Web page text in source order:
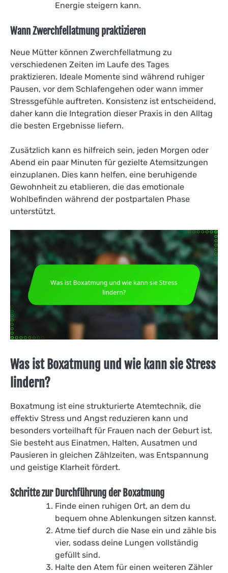
Energie steigern kann.
Wann Zwerchfellatmung praktizieren
Neue Mütter können Zwerchfellatmung zu
verschiedenen Zeiten im Laufe des Tages
praktizieren. Ideale Momente sind während ruhiger
Pausen, vor dem Schlafengehen oder wann immer
Stressgefühle auftreten. Konsistenz ist entscheidend,
daher kann die Integration dieser Praxis in den Alltag
die besten Ergebnisse liefern.
Zusätzlich kann es hilfreich sein, jeden Morgen oder
Abend ein paar Minuten für gezielte Atemsitzungen
einzuplanen. Dies kann helfen, eine beruhigende
Gewohnheit zu etablieren, die das emotionale
Wohlbefinden während der postpartalen Phase
unterstützt.
Was ist Boxatmung und wie kann sie Stress
lindern?
Boxatmung ist eine strukturierte Atemtechnik, die
effektiv Stress und Angst reduzieren kann und
besonders vorteilhaft für Frauen nach der Geburt ist.
Sie besteht aus Einatmen, Halten, Ausatmen und
Pausieren in gleichen Zählzeiten, was Entspannung
und geistige Klarheit fördert.
Schritte zur Durchführung der Boxatmung
Finde einen ruhigen Ort, an dem du
bequem ohne Ablenkungen sitzen kannst.
Atme tief durch die Nase ein und zähle bis
vier, sodass deine Lungen vollständig
gefüllt sind.
Halte den Atem für einen weiteren Zähler